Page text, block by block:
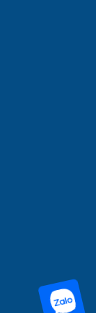
người dùng
chạm tỉ mỉ
lên thân bút.